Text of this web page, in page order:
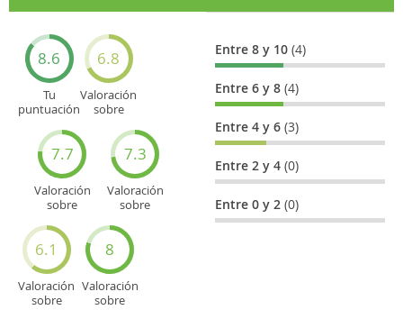
8.6
Tu
puntuación
6.8
Valoración
sobre
7.7
Valoración
sobre
7.3
Valoración
sobre
turísticos
6.1
Valoración
sobre
8
Valoración
sobre
Entre 8 y 10(4)
Entre 6 y 8(4)
Entre 4 y 6(3)
Entre 2 y 4(0)
Entre 0 y 2(0)